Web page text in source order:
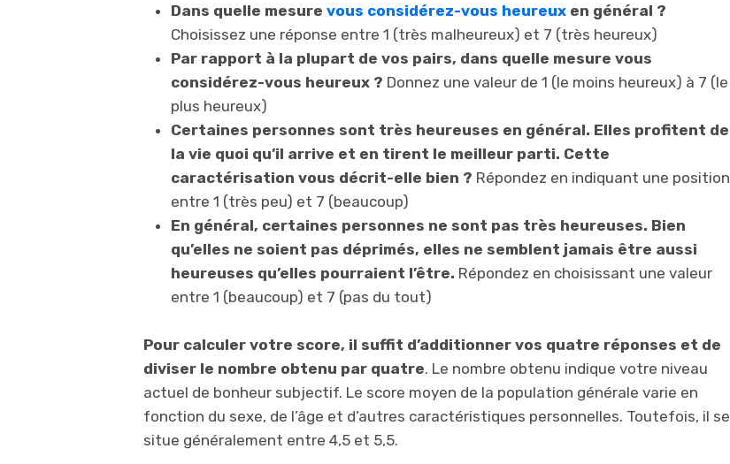
Dans quelle mesure vous considérez-vous heureuxen général ?
Choisissez une réponse entre 1 (très malheureux) et 7 (très heureux)
Par rapport à la plupart de vos pairs, dans quelle mesure vous
considérez-vous heureux ? Donnez une valeur de 1 (le moins heureux) à 7 (le
plus heureux)
Certaines personnes sont très heureuses en général. Elles profitent de
la vie quoi qu’il arrive et en tirent le meilleur parti. Cette
caractérisation vous décrit-elle bien ? Répondez en indiquant une position
entre 1 (très peu) et 7 (beaucoup)
En général, certaines personnes ne sont pas très heureuses. Bien
qu’elles ne soient pas déprimés, elles ne semblent jamais être aussi
heureuses qu’elles pourraient l’être. Répondez en choisissant une valeur
entre 1 (beaucoup) et 7 (pas du tout)
Pour calculer votre score, il suffit d’additionner vos quatre réponses et de
diviser le nombre obtenu par quatre. Le nombre obtenu indique votre niveau
actuel de bonheur subjectif. Le score moyen de la population générale varie en
fonction du sexe, de l’âge et d’autres caractéristiques personnelles. Toutefois, il se
situe généralement entre 4,5 et 5,5.